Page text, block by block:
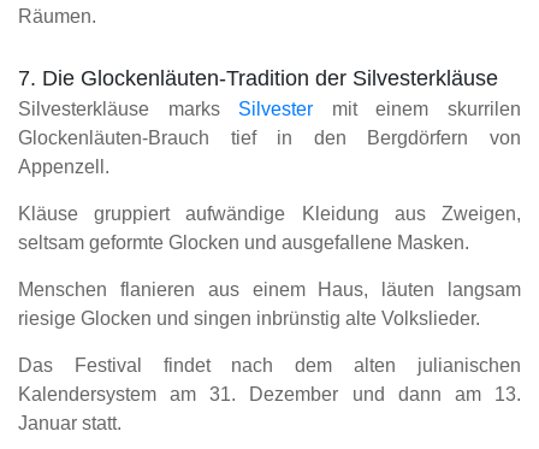
Räumen.
7. Die Glockenläuten-Tradition der Silvesterkläuse
Silvesterkläuse marks Silvester mit einem skurrilen
Glockenläuten-Brauch tief in den Bergdörfern von
Appenzell.
Kläuse gruppiert aufwändige Kleidung aus Zweigen,
seltsam geformte Glocken und ausgefallene Masken.
Menschen flanieren aus einem Haus, läuten langsam
riesige Glocken und singen inbrünstig alte Volkslieder.
Das Festival findet nach dem alten julianischen
Kalendersystem am 31. Dezember und dann am 13.
Januar statt.